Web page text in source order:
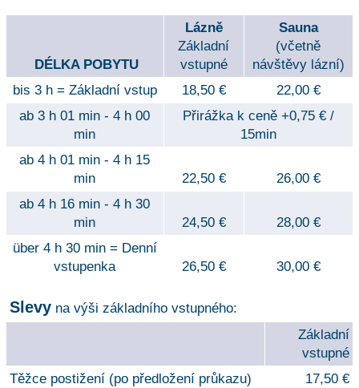
DÉLKA POBYTU
Lázně
Základní
vstupné
Sauna
(včetně
návštěvy lázní)
bis 3 h = Základní vstup
18,50 €
22,00 €
ab 3 h 01 min - 4 h 00
min
Přirážka k ceně +0,75 € /
15min
ab 4 h 01 min - 4 h 15
min
22,50 €
26,00 €
ab 4 h 16 min - 4 h 30
min
24,50 €
28,00 €
über 4 h 30 min = Denní
vstupenka
26,50 € 30,00 €
Slevyna výši základního vstupného:
Základní
vstupné
Těžce postižení (po předložení průkazu)
17,50 €